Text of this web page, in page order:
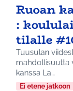
Ruoan
:
tilalle
Tuusulan
mahdollisuutta
kanssa La…
Ei etene jatkoon